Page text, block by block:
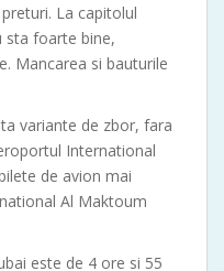
La capitolul
sta foarte bine,
Mancarea si bauturile
variante de zbor, fara
International
de avion mai
Al Maktoum
este de 4 ore si 55